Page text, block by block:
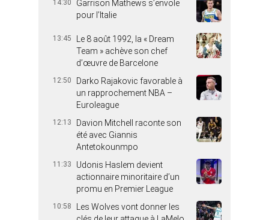
14:30
Garrison Mathews s’envole
pour l’Italie
13:45
Le 8 août 1992, la « Dream
Team » achève son chef
d’œuvre de Barcelone
12:50
Darko Rajakovic favorable à
un rapprochement NBA –
Euroleague
12:13
Davion Mitchell raconte son
été avec Giannis
Antetokounmpo
11:33
Udonis Haslem devient
actionnaire minoritaire d’un
promu en Premier League
10:58
Les Wolves vont donner les